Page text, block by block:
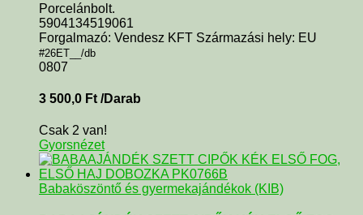
Porcelánbolt.
5904134519061
Forgalmazó: Vendesz KFT Származási hely: EU
#26ET__/db
0807
3 500,0 Ft /Darab
Csak 2 van!
Gyorsnézet
Babaköszöntő és gyermekajándékok (KIB)